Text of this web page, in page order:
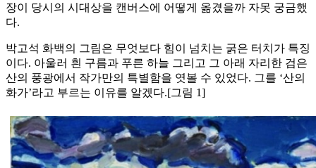
장이 당시의 시대상을 캔버스에 어떻게 옮겼을까 자못 궁금했
다.
박고석 화백의 그림은 무엇보다 힘이 넘치는 굵은 터치가 특징
이다. 아울러 흰 구름과 푸른 하늘 그리고 그 아래 자리한 검은
산의 풍광에서 작가만의 특별함을 엿볼 수 있었다. 그를 ‘산의
화가’라고 부르는 이유를 알겠다.[그림 1]